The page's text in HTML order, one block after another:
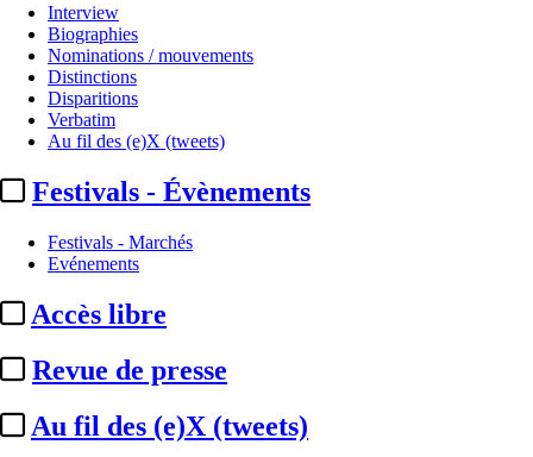
Interview
Biographies
Nominations / mouvements
Distinctions
Disparitions
Verbatim
Au fil des (e)X (tweets)
Festivals - Évènements
Festivals - Marchés
Evénements
Accès libre
Revue de presse
Au fil des (e)X (tweets)
Biographie :
Actualité n° 106363|